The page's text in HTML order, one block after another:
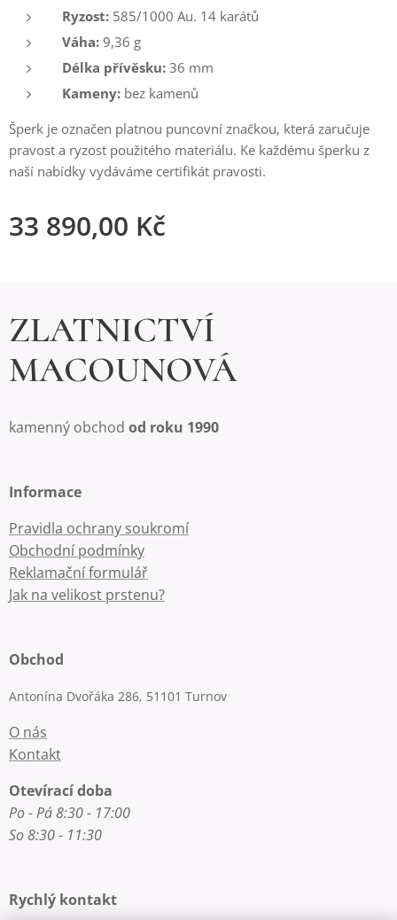
Ryzost: 585/1000 Au. 14 karátů
Váha: 9,36 g
Délka přívěsku: 36 mm
Kameny: bez kamenů
Šperk je označen platnou puncovní značkou, která zaručuje
pravost a ryzost použitého materiálu. Ke každému šperku z
naší nabídky vydáváme certifikát pravosti.
33 890,00 Kč
ZLATNICTVÍ
MACOUNOVÁ
kamenný obchod od roku 1990
Informace
Pravidla ochrany soukromí
Obchodní podmínky
Reklamační formulář
Jak na velikost prstenu?
Obchod
Antonína Dvořáka 286, 51101 Turnov
O nás
Kontakt
Otevírací doba
Po - Pá 8:30 - 17:00
So 8:30 - 11:30
Rychlý kontakt